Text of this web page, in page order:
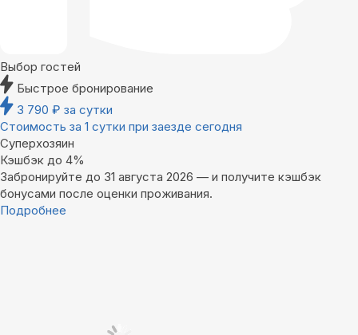
Выбор гостей
Быстрое бронирование
3 790 ₽ за сутки
Стоимость за 1 сутки при заезде сегодня
Суперхозяин
Кэшбэк до 4%
Забронируйте до 31 августа 2026 — и получите кэшбэк
бонусами после оценки проживания.
Подробнее